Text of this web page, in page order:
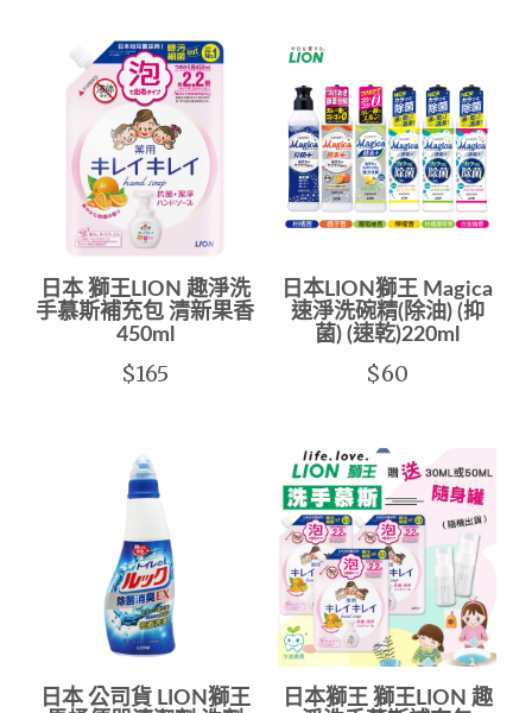
日本 獅王LION 趣淨洗
手慕斯補充包 清新果香
450ml
$165
日本LION獅王 Magica
速淨洗碗精(除油) (抑
菌) (速乾)220ml
$60
日本 公司貨 LION獅王
日本獅王 獅王LION 趣